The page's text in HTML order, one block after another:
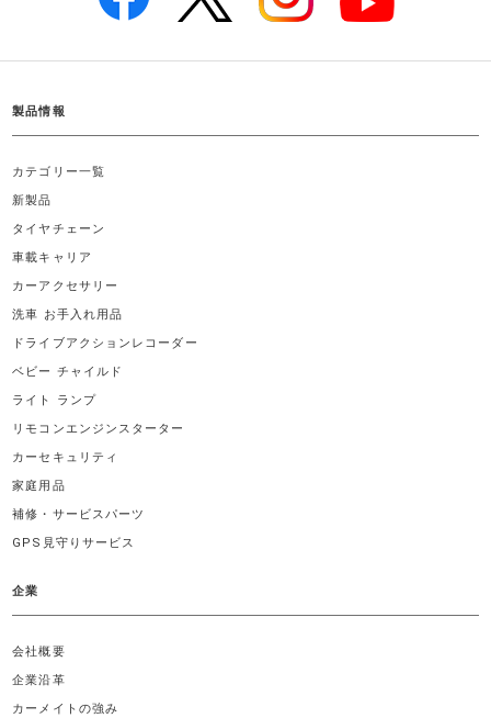
製品情報
カテゴリー一覧
新製品
タイヤチェーン
車載キャリア
カーアクセサリー
洗車 お手入れ用品
ドライブアクションレコーダー
ベビー チャイルド
ライト ランプ
リモコンエンジンスターター
カーセキュリティ
家庭用品
補修・サービスパーツ
GPS見守りサービス
企業
会社概要
企業沿革
カーメイトの強み